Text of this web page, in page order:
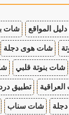
المواقع شات
شات هوى دجلة
شات بنوتة قلبي
تطبيق
شات سناب